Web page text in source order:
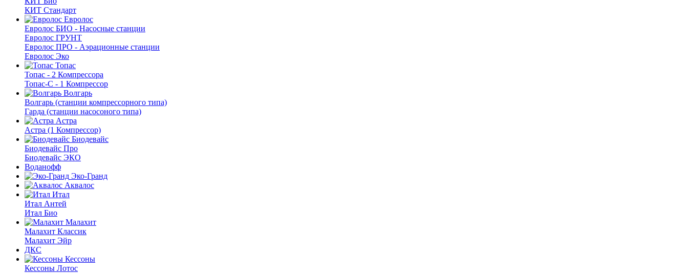
КИТ Стандарт
Евролос
Евролос БИО - Насосные станции
Евролос ГРУНТ
Евролос ПРО - Аэрационные станции
Евролос Эко
Топас
Топас - 2 Компрессора
Топас-С - 1 Компрессор
Волгарь
Волгарь (станции компрессорного типа)
Гарда (станции насосоного типа)
Астра
Астра (1 Компрессор)
Биодевайс
Биодевайс Про
Биодевайс ЭКО
Воданофф
Эко-Гранд
Аквалос
Итал
Итал Антей
Итал Био
Малахит
Малахит Классик
Малахит Эйр
ДКС
Кессоны
Кессоны Лотос